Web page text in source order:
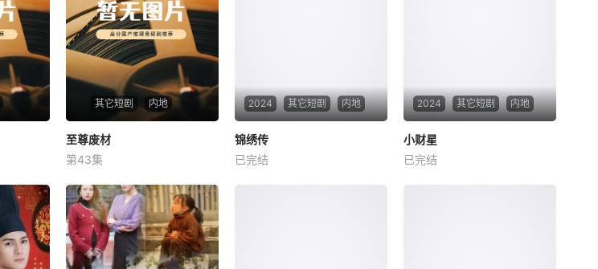
其它短剧 内地
至尊废材
未知
至尊废材
第43集
2024 其它短剧 内地
锦绣传
未知
锦绣传
已完结
2024 其它短剧 内地
小财星
未知
小财星
已完结